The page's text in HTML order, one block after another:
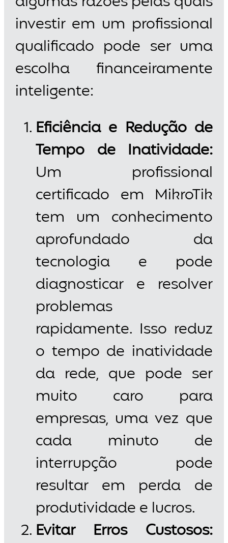
investir em um profissional
qualificado pode ser uma
escolha financeiramente
inteligente:
Eficiência e Redução de
Tempo de Inatividade:
Um profissional
certificado em MikroTik
tem um conhecimento
aprofundado da
tecnologia e pode
diagnosticar e resolver
problemas
rapidamente. Isso reduz
o tempo de inatividade
da rede, que pode ser
muito caro para
empresas, uma vez que
cada minuto de
interrupção pode
resultar em perda de
produtividade e lucros.
Evitar Erros Custosos: